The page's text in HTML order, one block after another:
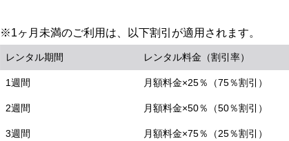
※1ヶ月未満のご利用は、以下割引が適用されます。
レンタル期間 レンタル料金（割引率）
1週間 月額料金×25％（75％割引）
2週間 月額料金×50％（50％割引）
3週間 月額料金×75％（25％割引）